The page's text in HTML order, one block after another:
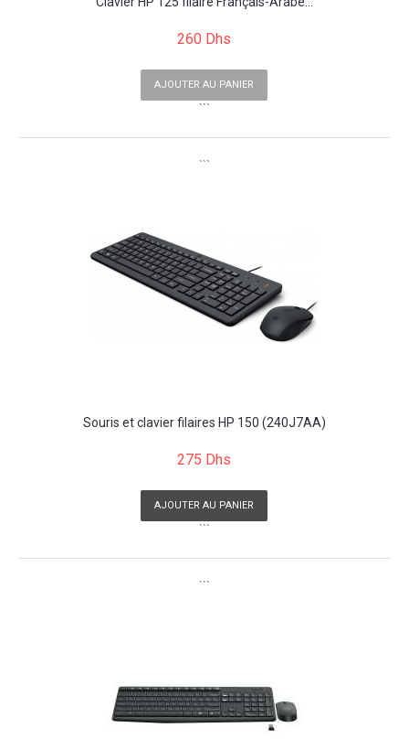
260 Dhs
AJOUTER AU PANIER
```
```
Souris et clavier filaires HP 150 (240J7AA)
275 Dhs
AJOUTER AU PANIER
```
```